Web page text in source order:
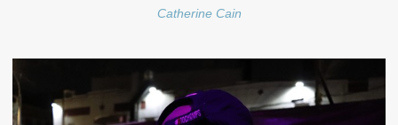
Catherine Cain